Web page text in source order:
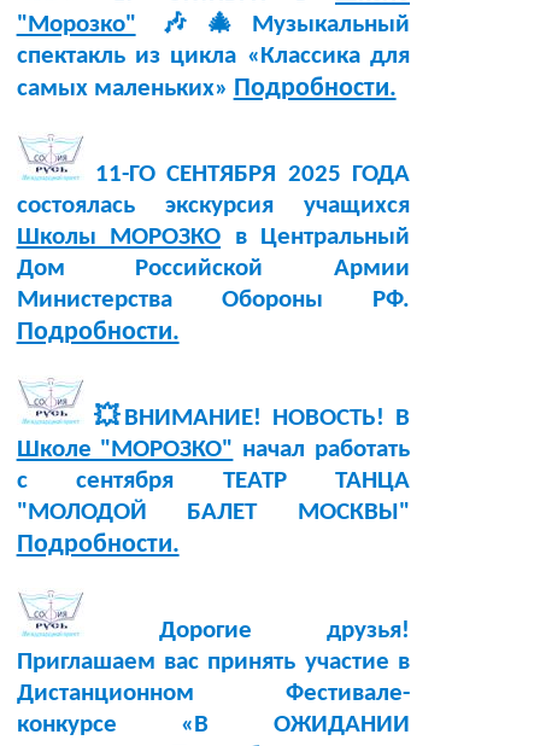
"Морозко" 🎶🎄Музыкальный
спектакль из цикла «Классика для
самых маленьких» Подробности.
11-ГО СЕНТЯБРЯ 2025 ГОДА
состоялась экскурсия учащихся
Школы МОРОЗКО в Центральный
Дом Российской Армии
Министерства Обороны РФ.
Подробности.
💥ВНИМАНИЕ! НОВОСТЬ! В
Школе "МОРОЗКО" начал работать
с сентября ТЕАТР ТАНЦА
"МОЛОДОЙ БАЛЕТ МОСКВЫ"
Подробности.
Дорогие друзья!
Приглашаем вас принять участие в
Дистанционном Фестивале-
конкурсе «В ОЖИДАНИИ